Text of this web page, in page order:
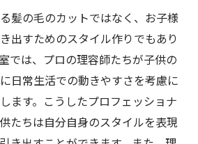
髪の毛のカットではなく、お子様
出すためのスタイル作りでもあり
では、プロの理容師たちが子供の
日常生活での動きやすさを考慮に
ます。こうしたプロフェッショナ
たちは自分自身のスタイルを表現